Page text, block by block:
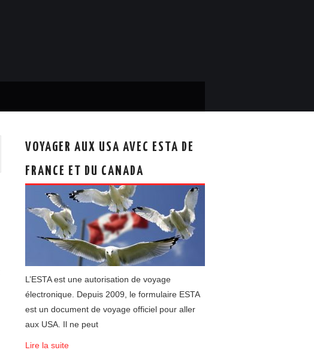
VOYAGER AUX USA AVEC ESTA DE
FRANCE ET DU CANADA
L’ESTA est une autorisation de voyage
électronique. Depuis 2009, le formulaire ESTA
est un document de voyage officiel pour aller
aux USA. Il ne peut
Lire la suite